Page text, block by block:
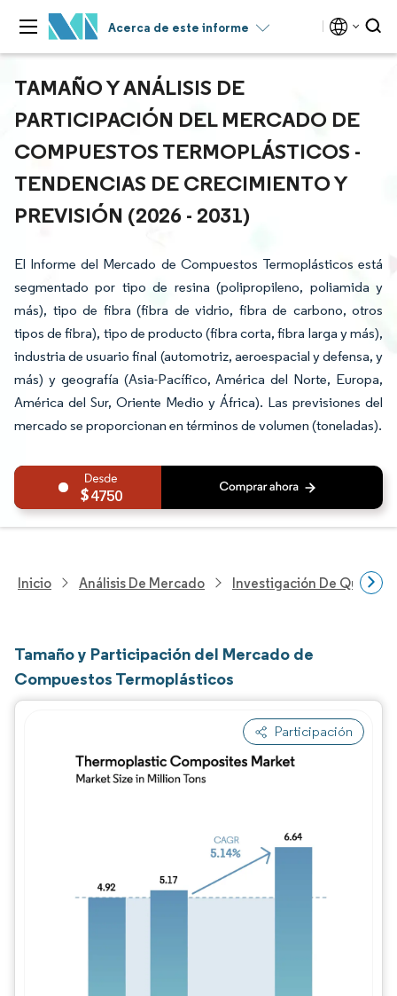
Acerca de este informe
TAMAÑO Y ANÁLISIS DE
PARTICIPACIÓN DEL MERCADO DE
COMPUESTOS TERMOPLÁSTICOS -
TENDENCIAS DE CRECIMIENTO Y
PREVISIÓN (2026 - 2031)
El Informe del Mercado de Compuestos Termoplásticos está
segmentado por tipo de resina (polipropileno, poliamida y
más), tipo de fibra (fibra de vidrio, fibra de carbono, otros
tipos de fibra), tipo de producto (fibra corta, fibra larga y más),
industria de usuario final (automotriz, aeroespacial y defensa, y
más) y geografía (Asia-Pacífico, América del Norte, Europa,
América del Sur, Oriente Medio y África). Las previsiones del
mercado se proporcionan en términos de volumen (toneladas).
4750
Inicio Análisis De Mercado Investigación De
Tamaño y Participación del Mercado de
Compuestos Termoplásticos
Participación